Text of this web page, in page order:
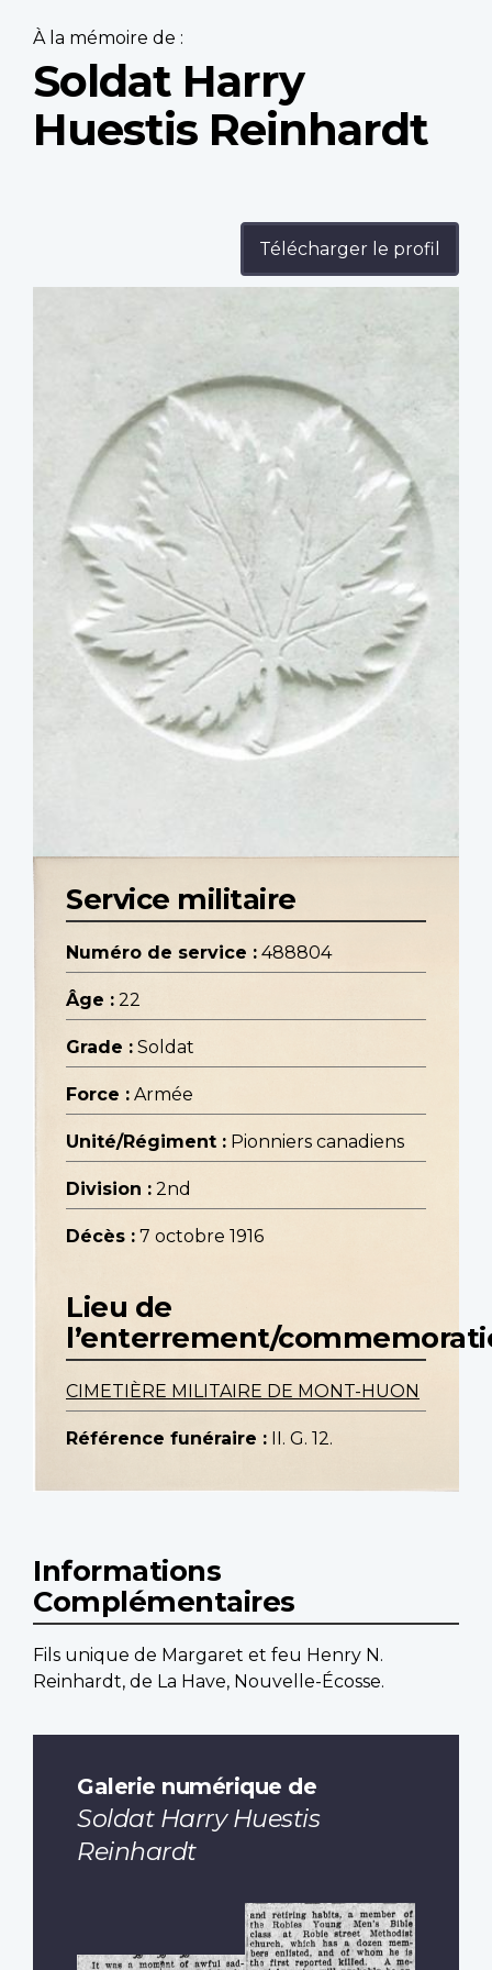
À la mémoire de :
Soldat Harry
Huestis Reinhardt
Télécharger le profil
Service militaire
Numéro de service : 488804
Âge : 22
Grade : Soldat
Force : Armée
Unité/Régiment : Pionniers canadiens
Division : 2nd
Décès : 7 octobre 1916
Lieu de
l’enterrement/
CIMETIÈRE MILITAIRE DE MONT-HUON
Référence funéraire : II. G. 12.
Informations
Complémentaires
Fils unique de Margaret et feu Henry N.
Reinhardt, de La Have, Nouvelle-Écosse.
Galerie numérique de
Soldat Harry Huestis
Reinhardt